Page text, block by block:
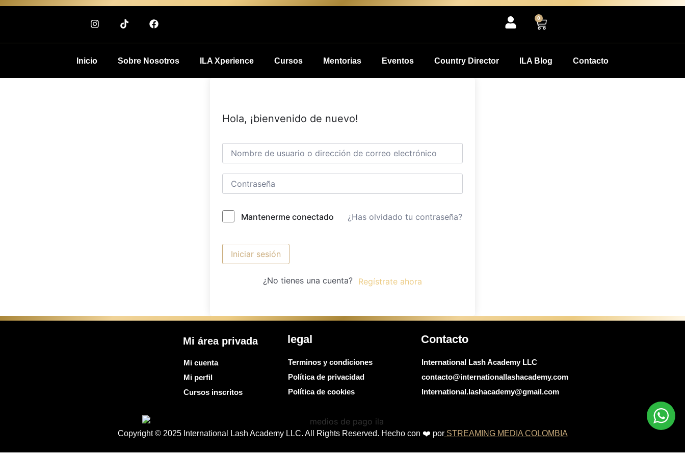
0
Inicio Sobre Nosotros ILA Xperience Cursos Mentorias Eventos Country Director ILA Blog Contacto
Hola, ¡bienvenido de nuevo!
Mantenerme conectado ¿Has olvidado tu contraseña?
Iniciar sesión
¿No tienes una cuenta? Regístrate ahora
Mi área privada
Mi cuenta
Mi perfil
Cursos inscritos
legal
Terminos y condiciones
Política de privacidad
Política de cookies
Contacto
International Lash Academy LLC
contacto@internationallashacademy.com
International.lashacademy@gmail.com
Copyright © 2025 International Lash Academy LLC. All Rights Reserved. Hecho con ❤️ porSTREAMING MEDIA COLOMBIA